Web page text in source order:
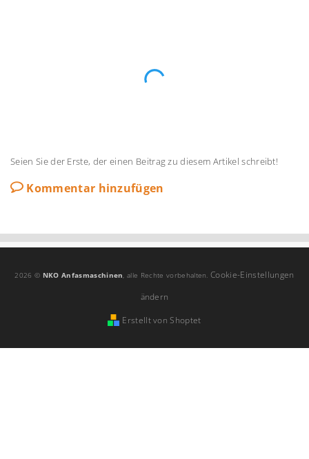
Seien Sie der Erste, der einen Beitrag zu diesem Artikel schreibt!
Kommentar hinzufügen
2026 © NKO Anfasmaschinen , alle Rechte vorbehalten.Cookie-Einstellungen
ändern
Erstellt von Shoptet